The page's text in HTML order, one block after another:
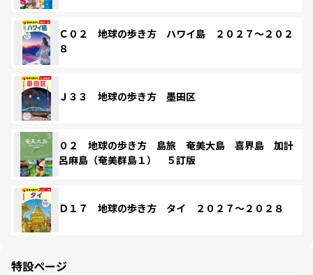
Ｃ０２ 地球の歩き方 ハワイ島 ２０２７～２０２
８
Ｊ３３ 地球の歩き方 墨田区
０２ 地球の歩き方 島旅 奄美大島 喜界島 加計
呂麻島（奄美群島１） ５訂版
Ｄ１７ 地球の歩き方 タイ ２０２７～２０２８
特設ページ